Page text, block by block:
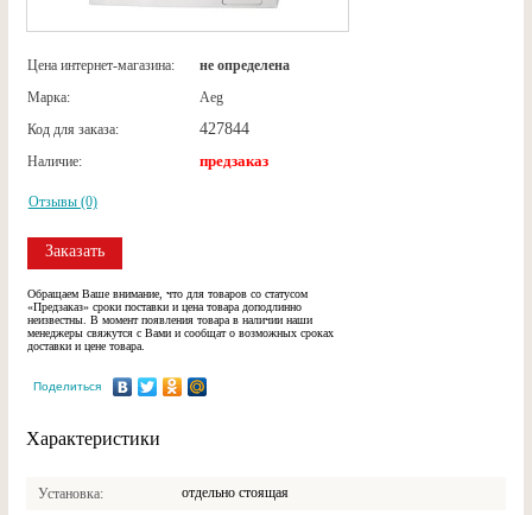
Цена интернет-магазина:
не определена
Марка:
Aeg
Код для заказа:
427844
Наличие: предзаказ
Отзывы (0)
Заказать
Обращаем Ваше внимание, что для товаров со статусом
«Предзаказ» сроки поставки и цена товара доподлинно
неизвестны. В момент появления товара в наличии наши
менеджеры свяжутся с Вами и сообщат о возможных сроках
доставки и цене товара.
Поделиться
Характеристики
Установка отдельно стоящая